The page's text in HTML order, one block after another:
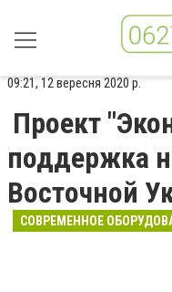
09:21, 12 вересня 2020 р.
Проект
поддержка
Восточной
СОВРЕМЕННОЕ